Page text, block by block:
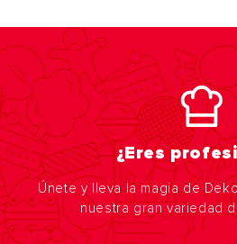
¿Eres
Únete y lleva la magia de
nuestra gran variedad